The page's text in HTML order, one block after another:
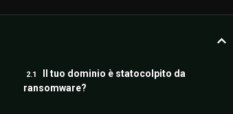
Il tuo dominio è statocolpito da
ransomware?